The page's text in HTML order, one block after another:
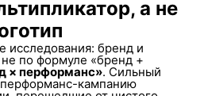
а не
исследования: бренд и
по формуле «бренд +
× перформанс». Сильный
кампанию